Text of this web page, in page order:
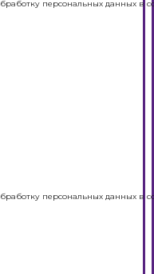
персональных данных в
персональных данных в